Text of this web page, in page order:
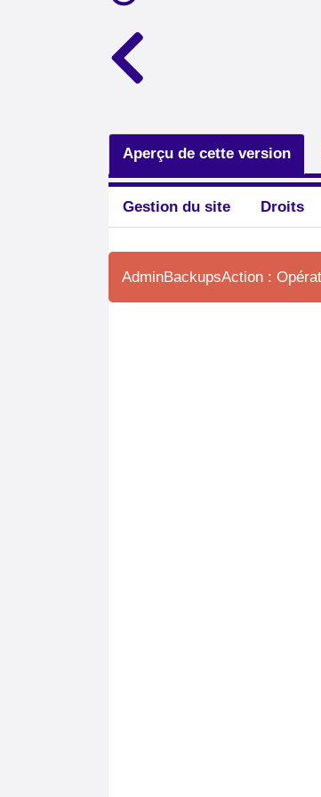
Aperçu de cette version